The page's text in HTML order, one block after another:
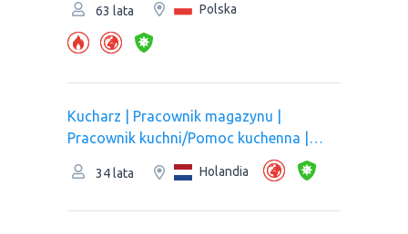
63 lata Polska
Kucharz | Рracownik magazynu |
Pracownik kuchni/Pomoc kuchenna |
34 lata Holandia